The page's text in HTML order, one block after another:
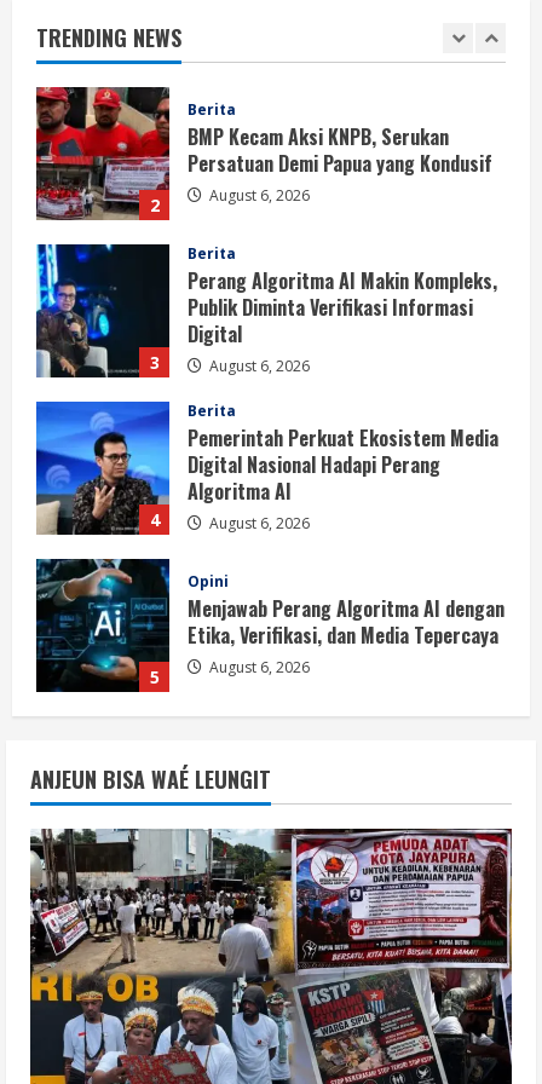
TRENDING NEWS
2
3
Perang Algoritma AI Makin Kompleks,
Publik Diminta Verifikasi Informasi
Digital
August 6, 2026
4
Berita
Pemerintah Perkuat Ekosistem Media
Digital Nasional Hadapi Perang
Algoritma AI
August 6, 2026
5
Menjawab Perang Algoritma AI dengan
Etika, Verifikasi, dan Media Tepercaya
August 6, 2026
1
BMP Ajak Masyarakat Tolak Aksi
Anarkis Demi Menjaga Keamanan dan
Pembangunan Papua
August 6, 2026
2
BMP Kecam Aksi KNPB, Serukan
Persatuan Demi Papua yang Kondusif
August 6, 2026
3
Berita
Perang Algoritma AI Makin Kompleks,
Publik Diminta Verifikasi Informasi
Digital
August 6, 2026
Berita
Pemerintah Perkuat Ekosistem Media
ANJEUN BISA WAÉ LEUNGIT